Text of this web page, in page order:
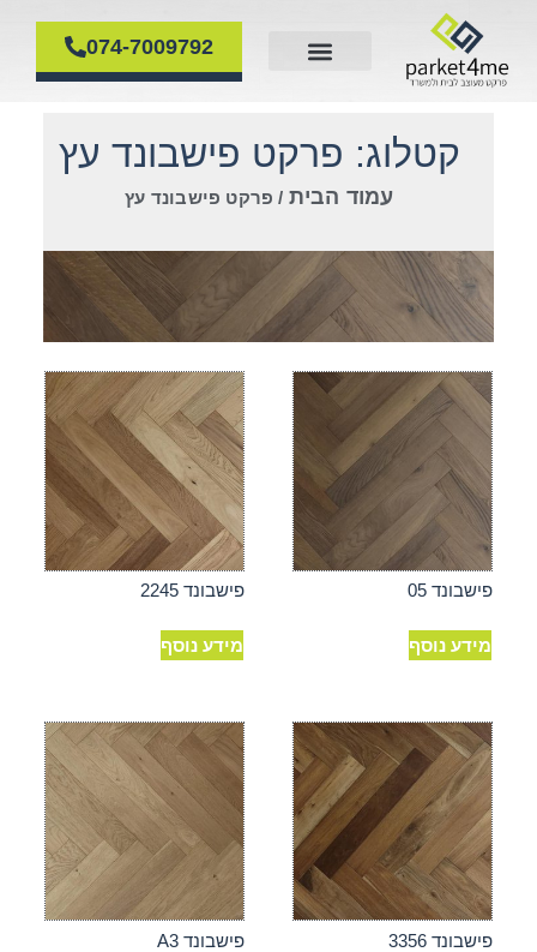
074-7009792
קטלוג: פרקט פישבונד עץ
עמוד הבית / פרקט פישבונד עץ
פישבונד 05
מידע נוסף
פישבונד 2245
מידע נוסף
פישבונד 3356 פישבונד A3